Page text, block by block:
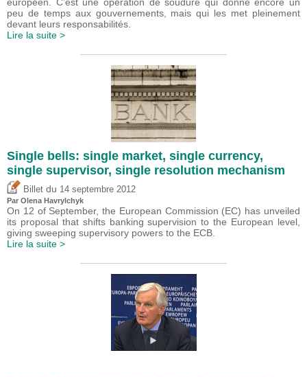
peu de temps aux gouvernements, mais qui les met pleinement
devant leurs responsabilités.
Lire la suite >
Single bells: single market, single currency,
single supervisor, single resolution mechanism
Billet du 14 septembre 2012
Par Olena Havrylchyk
On 12 of September, the European Commission (EC) has unveiled
its proposal that shifts banking supervision to the European level,
giving sweeping supervisory powers to the ECB.
Lire la suite >